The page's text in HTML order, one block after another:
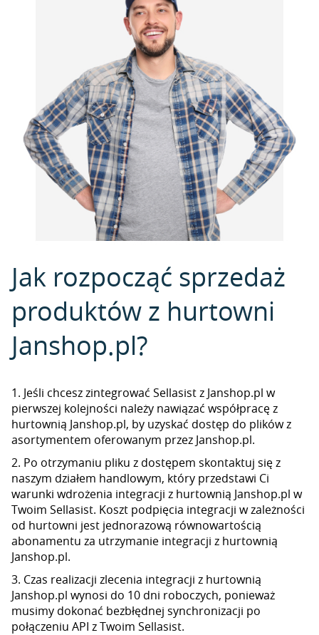
Jak rozpocząć sprzedaż
produktów z hurtowni
Janshop.pl?
1. Jeśli chcesz zintegrować Sellasist z Janshop.pl w
pierwszej kolejności należy nawiązać współpracę z
hurtownią Janshop.pl, by uzyskać dostęp do plików z
asortymentem oferowanym przez Janshop.pl.
2. Po otrzymaniu pliku z dostępem skontaktuj się z
naszym działem handlowym, który przedstawi Ci
warunki wdrożenia integracji z hurtownią Janshop.pl w
Twoim Sellasist. Koszt podpięcia integracji w zależności
od hurtowni jest jednorazową równowartością
abonamentu za utrzymanie integracji z hurtownią
Janshop.pl.
3. Czas realizacji zlecenia integracji z hurtownią
Janshop.pl wynosi do 10 dni roboczych, ponieważ
musimy dokonać bezbłędnej synchronizacji po
połączeniu API z Twoim Sellasist.